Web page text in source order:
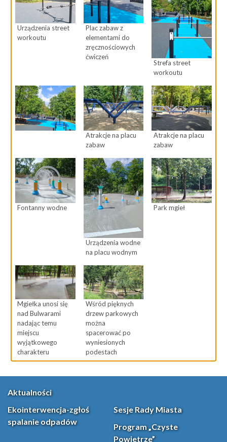
Urządzenia street
workoutu
Plac zabaw z
elementami do
zręcznościowych
ćwiczeń
Strefa street
workoutu
Atrakcje na placu
zabaw
Atrakcje na placu
zabaw
Fontanny wodne
Urządzenia wodne
na placu wodnym
Park mgieł
Mgiełka unosi się
nad Bulwarami
nadając temu
miejscu
wyjątkowego
charakteru
Wśród pięknych
drzew parkowych
można
spacerować po
wyniesionych
podestach
Aktualności
Ekointerwencja-zgłoś
spalanie odpadów
Sesje Rady Miasta
Program „Czyste
Powietrze”